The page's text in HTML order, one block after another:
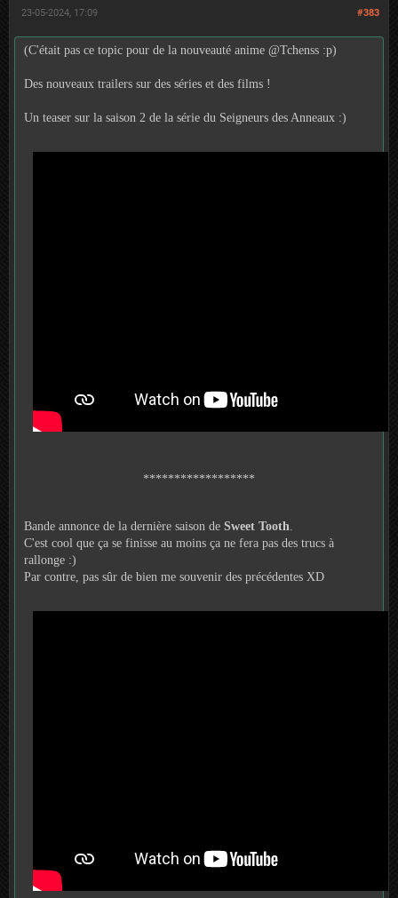
#383
23-05-2024, 17:09
(C'était pas ce topic pour de la nouveauté anime @Tchenss :p)
Des nouveaux trailers sur des séries et des films !
Un teaser sur la saison 2 de la série du Seigneurs des Anneaux :)
******************
Bande annonce de la dernière saison de Sweet Tooth
C'est cool que ça se finisse au moins ça ne fera pas des trucs à
rallonge :)
Par contre, pas sûr de bien me souvenir des précédentes XD